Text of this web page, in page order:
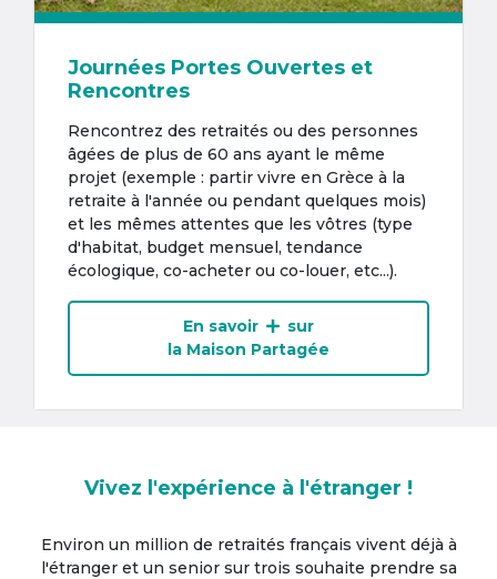
Journées Portes Ouvertes et
Rencontres
Rencontrez des retraités ou des personnes
âgées de plus de 60 ans ayant le même
projet (exemple : partir vivre en Grèce à la
retraite à l'année ou pendant quelques mois)
et les mêmes attentes que les vôtres (type
d'habitat, budget mensuel, tendance
écologique, co-acheter ou co-louer, etc...).
En savoir
sur
la Maison Partagée
Vivez l'expérience à l'étranger !
Environ un million de retraités français vivent déjà à
l'étrangeret un senior sur trois souhaite prendre sa